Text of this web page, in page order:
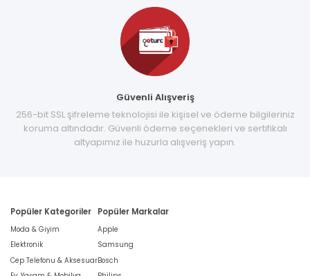
Güvenli Alışveriş
256-bit SSL şifreleme teknolojisi ile kişisel ve ödeme bilgileriniz
koruma altındadır. Güvenli ödeme seçenekleri ve sertifikalı
altyapımız ile huzurla alışveriş yapın.
Popüler Kategoriler
Moda & Giyim
Elektronik
Cep Telefonu & Aksesuar
Popüler Markalar
Apple
Samsung
Bosch